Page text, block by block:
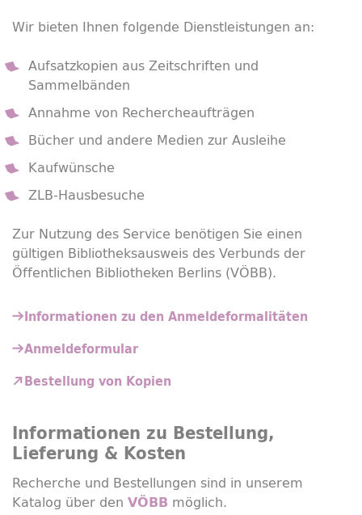
Wir bieten Ihnen folgende Dienstleistungen an:
Aufsatzkopien aus Zeitschriften und
Sammelbänden
Annahme von Rechercheaufträgen
Bücher und andere Medien zur Ausleihe
Kaufwünsche
ZLB-Hausbesuche
Zur Nutzung des Service benötigen Sie einen
gültigen Bibliotheksausweis des Verbunds der
Öffentlichen Bibliotheken Berlins (VÖBB).
Informationen zu den Anmeldeformalitäten
Anmeldeformular
Bestellung von Kopien
Informationen zu Bestellung,
Lieferung & Kosten
Recherche und Bestellungen sind in unserem
Katalog über den VÖBB möglich.